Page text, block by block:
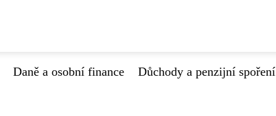
Daně a osobní finance Důchody a penzijní spoření